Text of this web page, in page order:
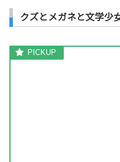
クズとメガネと文学少